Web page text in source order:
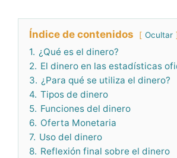
Índice de contenidos Ocultar
1. ¿Qué es el dinero?
2. El dinero en las estadísticas
3. ¿Para qué se utiliza el dinero?
4. Tipos de dinero
5. Funciones del dinero
6. Oferta Monetaria
7. Uso del dinero
8. Reflexión final sobre el dinero